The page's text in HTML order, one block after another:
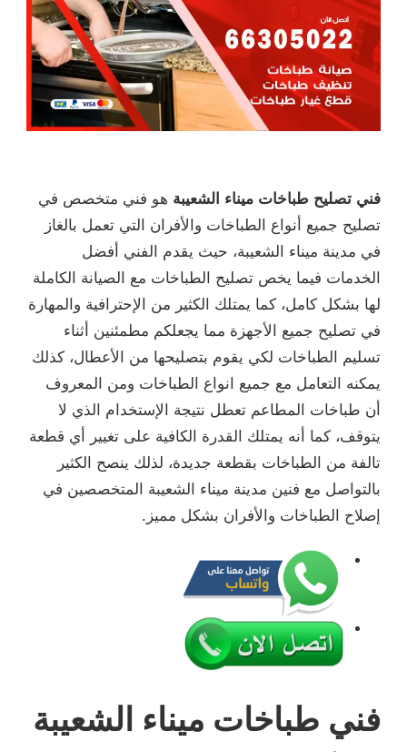
فني تصليح طباخات ميناء الشعيبة هو فني متخصص في
تصليح جميع أنواع الطباخات والأفران التي تعمل بالغاز
في مدينة ميناء الشعيبة، حيث يقدم الفني أفضل
الخدمات فيما يخص تصليح الطباخات مع الصيانة الكاملة
لها بشكل كامل، كما يمتلك الكثير من الإحترافية والمهارة
في تصليح جميع الأجهزة مما يجعلكم مطمئنين أثناء
تسليم الطباخات لكي يقوم بتصليحها من الأعطال، كذلك
يمكنه التعامل مع جميع انواع الطباخات ومن المعروف
أن طباخات المطاعم تعطل نتيجة الإستخدام الذي لا
يتوقف، كما أنه يمتلك القدرة الكافية على تغيير أي قطعة
تالفة من الطباخات بقطعة جديدة، لذلك ينصح الكثير
بالتواصل مع فنين مدينة ميناء الشعيبة المتخصصين في
إصلاح الطباخات والأفران بشكل مميز.
فني طباخات ميناء الشعيبة